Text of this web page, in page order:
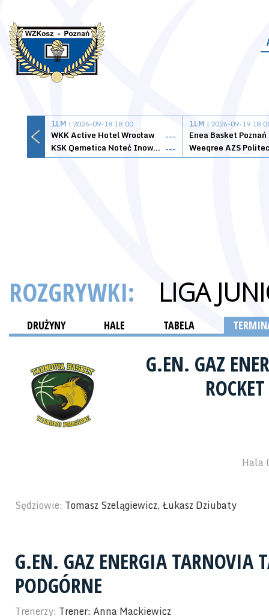
1LM | 2026-09-18 18:00
WKK Active Hotel Wrocław
---
KSK Qemetica Noteć Inowrocław ---
1LM | 2026-09-19
Enea Basket Poznań
ROZGRYWKI: LIGA
DRUŻYNY HALE TABELA
G.EN. GAZ
Hala
Sędziowie: Tomasz Szelągiewicz, Łukasz Dziubaty
G.EN. GAZ ENERGIA TARNOVIA
PODGÓRNE
Trenerzy: Trener: Anna Mackiewicz